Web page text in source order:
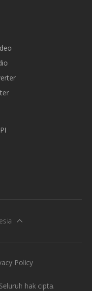
hak cipta.
Policy